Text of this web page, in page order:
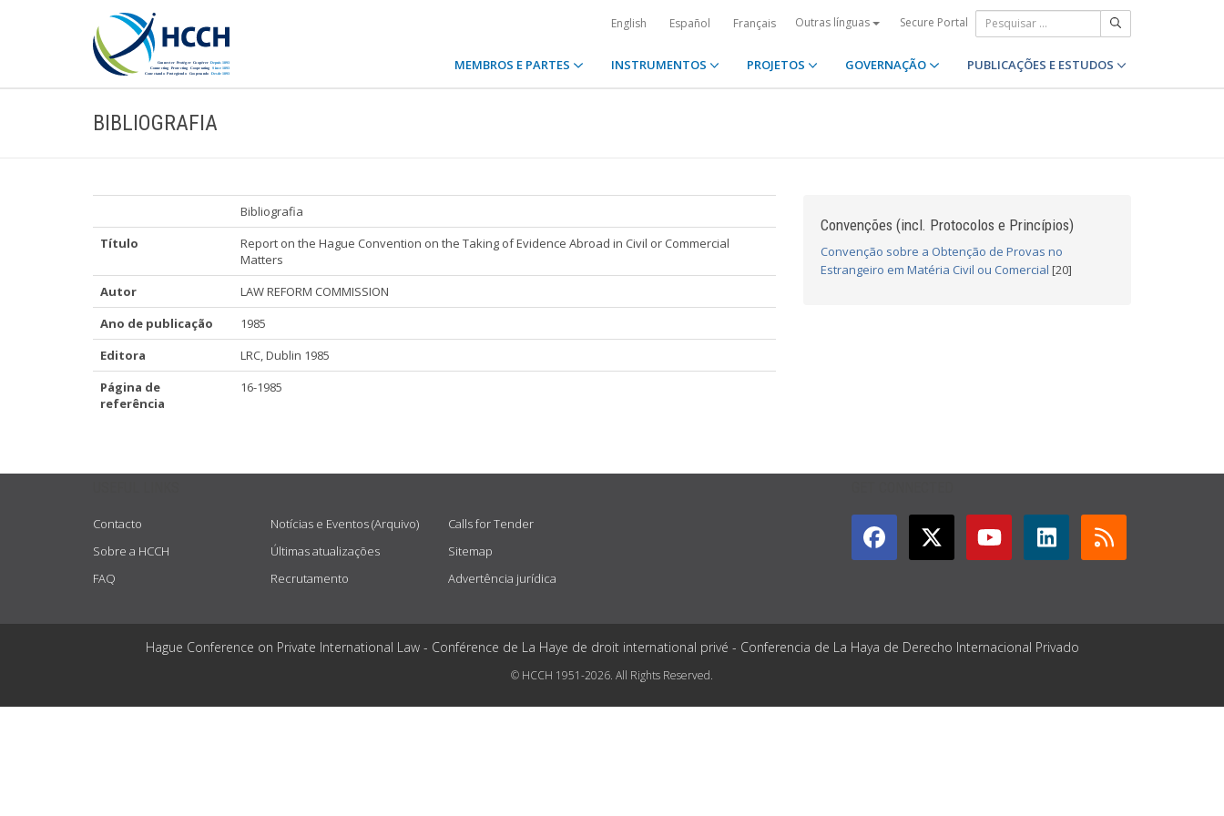
English Español Français Outras línguas Secure Portal
MEMBROS E PARTES INSTRUMENTOS PROJETOS GOVERNAÇÃO PUBLICAÇÕES E ESTUDOS
BIBLIOGRAFIA
Bibliografia
Título
Report on the Hague Convention on the Taking of Evidence Abroad in Civil or Commercial
Matters
Autor
LAW REFORM COMMISSION
Ano de publicação
1985
Editora
LRC, Dublin 1985
Página de
referência
16-1985
Convenções (incl. Protocolos e Princípios)
Convenção sobre a Obtenção de Provas no
Estrangeiro em Matéria Civil ou Comercial [20]
Contacto
Sobre a HCCH
FAQ
Notícias e Eventos (Arquivo)
Últimas atualizações
Recrutamento
Calls for Tender
Sitemap
Advertência jurídica
Hague Conference on Private International Law - Conférence de La Haye de droit international privé - Conferencia de La Haya de Derecho Internacional Privado
© HCCH 1951-2026. All Rights Reserved.